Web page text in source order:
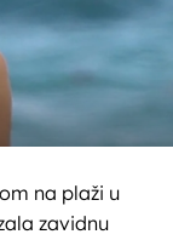
na plaži u
zavidnu